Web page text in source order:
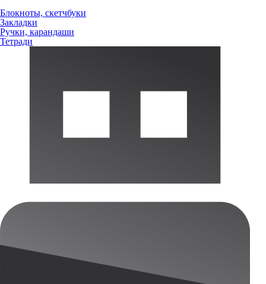
Блокноты, скетчбуки
Закладки
Ручки, карандаши
Тетради